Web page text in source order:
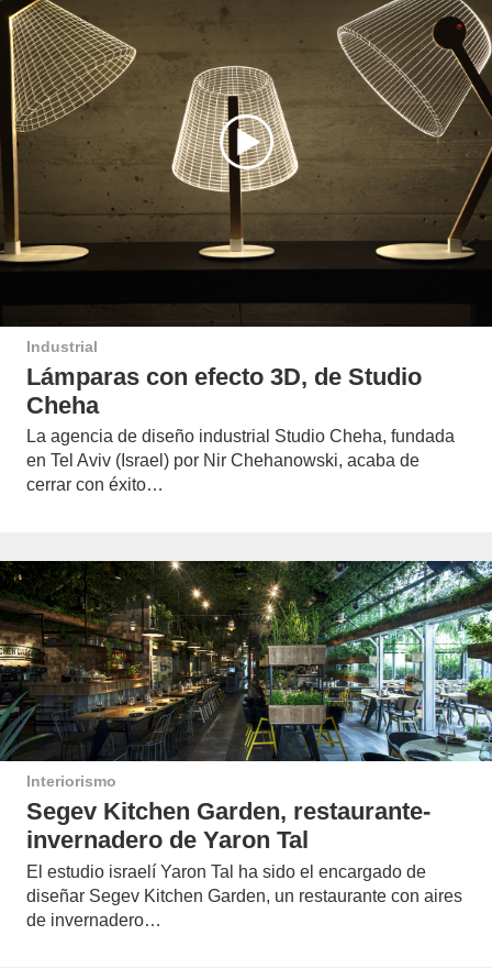
Industrial
Lámparas con efecto 3D, de Studio
Cheha
La agencia de diseño industrial Studio Cheha, fundada
en Tel Aviv (Israel) por Nir Chehanowski, acaba de
cerrar con éxito…
Interiorismo
Segev Kitchen Garden, restaurante-
invernadero de Yaron Tal
El estudio israelí Yaron Tal ha sido el encargado de
diseñar Segev Kitchen Garden, un restaurante con aires
de invernadero…